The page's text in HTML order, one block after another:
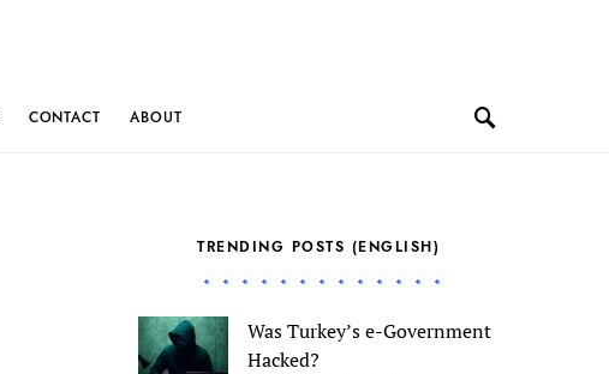
CONTACT ABOUT
TRENDING POSTS (ENGLISH)
Was Turkey’s e-Government
Hacked?